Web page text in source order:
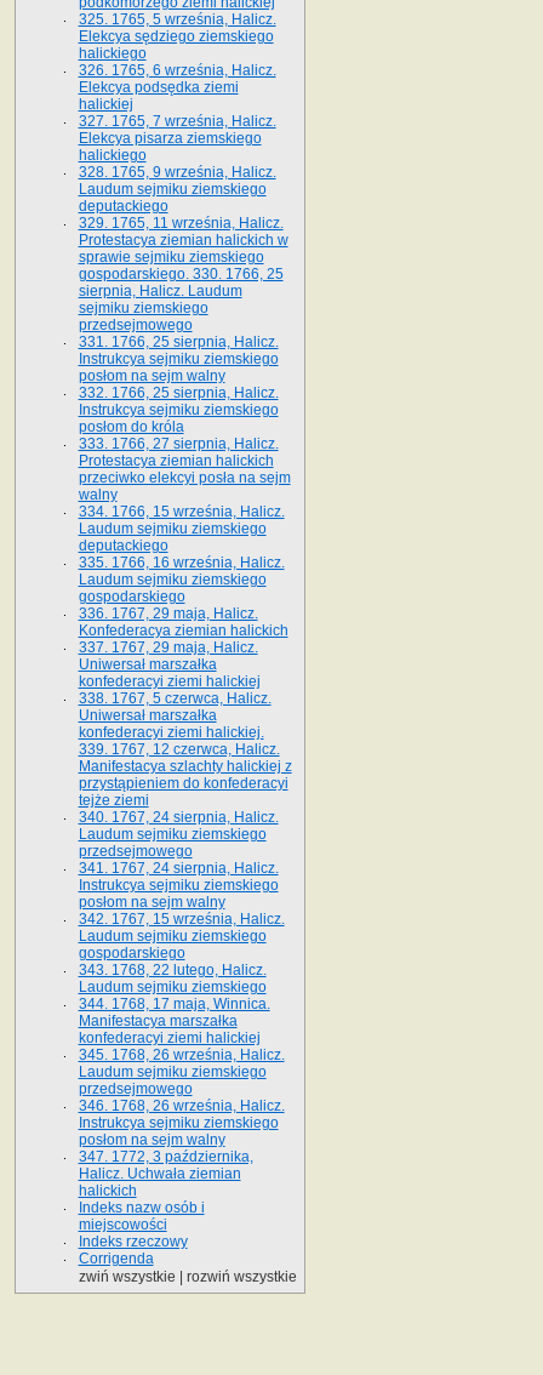
325. 1765, 5 września, Halicz.
Elekcya sędziego ziemskiego
halickiego
326. 1765, 6 września, Halicz.
Elekcya podsędka ziemi
halickiej
327. 1765, 7 września, Halicz.
Elekcya pisarza ziemskiego
halickiego
328. 1765, 9 września, Halicz.
Laudum sejmiku ziemskiego
deputackiego
329. 1765, 11 września, Halicz.
Protestacya ziemian halickich w
sprawie sejmiku ziemskiego
gospodarskiego. 330. 1766, 25
sierpnia, Halicz. Laudum
sejmiku ziemskiego
przedsejmowego
331. 1766, 25 sierpnia, Halicz.
Instrukcya sejmiku ziemskiego
posłom na sejm walny
332. 1766, 25 sierpnia, Halicz.
Instrukcya sejmiku ziemskiego
posłom do króla
333. 1766, 27 sierpnia, Halicz.
Protestacya ziemian halickich
przeciwko elekcyi posła na sejm
walny
334. 1766, 15 września, Halicz.
Laudum sejmiku ziemskiego
deputackiego
335. 1766, 16 września, Halicz.
Laudum sejmiku ziemskiego
gospodarskiego
336. 1767, 29 maja, Halicz.
Konfederacya ziemian halickich
337. 1767, 29 maja, Halicz.
Uniwersał marszałka
konfederacyi ziemi halickiej
338. 1767, 5 czerwca, Halicz.
Uniwersał marszałka
konfederacyi ziemi halickiej.
339. 1767, 12 czerwca, Halicz.
Manifestacya szlachty halickiej z
przystąpieniem do konfederacyi
tejże ziemi
340. 1767, 24 sierpnia, Halicz.
Laudum sejmiku ziemskiego
przedsejmowego
341. 1767, 24 sierpnia, Halicz.
Instrukcya sejmiku ziemskiego
posłom na sejm walny
342. 1767, 15 września, Halicz.
Laudum sejmiku ziemskiego
gospodarskiego
343. 1768, 22 lutego, Halicz.
Laudum sejmiku ziemskiego
344. 1768, 17 maja, Winnica.
Manifestacya marszałka
konfederacyi ziemi halickiej
345. 1768, 26 września, Halicz.
Laudum sejmiku ziemskiego
przedsejmowego
346. 1768, 26 września, Halicz.
Instrukcya sejmiku ziemskiego
posłom na sejm walny
347. 1772, 3 października,
Halicz. Uchwała ziemian
halickich
Indeks nazw osób i
miejscowości
Indeks rzeczowy
Corrigenda
zwiń wszystkie
rozwiń wszystkie